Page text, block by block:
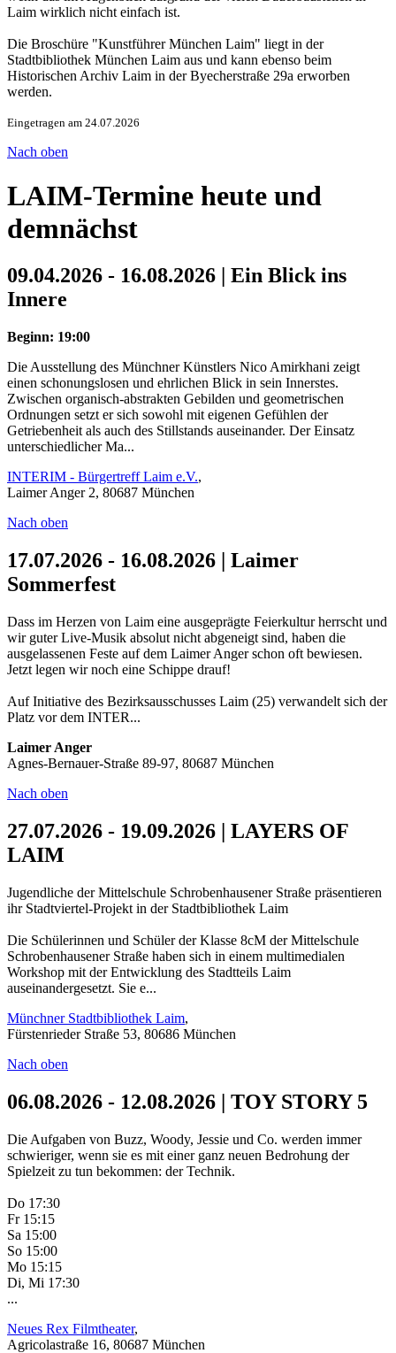
Laim wirklich nicht einfach ist.
Die Broschüre "Kunstführer München Laim" liegt in der
Stadtbibliothek München Laim aus und kann ebenso beim
Historischen Archiv Laim in der Byecherstraße 29a erworben
werden.
Eingetragen am 24.07.2026
Nach oben
LAIM-Termine heute und
demnächst
09.04.2026 - 16.08.2026 | Ein Blick ins
Innere
Beginn: 19:00
Die Ausstellung des Münchner Künstlers Nico Amirkhani zeigt
einen schonungslosen und ehrlichen Blick in sein Innerstes.
Zwischen organisch-abstrakten Gebilden und geometrischen
Ordnungen setzt er sich sowohl mit eigenen Gefühlen der
Getriebenheit als auch des Stillstands auseinander. Der Einsatz
unterschiedlicher Ma...
INTERIM - Bürgertreff Laim e.V.,
Laimer Anger 2, 80687 München
Nach oben
17.07.2026 - 16.08.2026 | Laimer
Sommerfest
Dass im Herzen von Laim eine ausgeprägte Feierkultur herrscht und
wir guter Live-Musik absolut nicht abgeneigt sind, haben die
ausgelassenen Feste auf dem Laimer Anger schon oft bewiesen.
Jetzt legen wir noch eine Schippe drauf!
Auf Initiative des Bezirksausschusses Laim (25) verwandelt sich der
Platz vor dem INTER...
Laimer Anger
Agnes-Bernauer-Straße 89-97, 80687 München
Nach oben
27.07.2026 - 19.09.2026 | LAYERS OF
LAIM
Jugendliche der Mittelschule Schrobenhausener Straße präsentieren
ihr Stadtviertel-Projekt in der Stadtbibliothek Laim
Die Schülerinnen und Schüler der Klasse 8cM der Mittelschule
Schrobenhausener Straße haben sich in einem multimedialen
Workshop mit der Entwicklung des Stadtteils Laim
auseinandergesetzt. Sie e...
Münchner Stadtbibliothek Laim,
Fürstenrieder Straße 53, 80686 München
Nach oben
06.08.2026 - 12.08.2026 | TOY STORY 5
Die Aufgaben von Buzz, Woody, Jessie und Co. werden immer
schwieriger, wenn sie es mit einer ganz neuen Bedrohung der
Spielzeit zu tun bekommen: der Technik.
Do 17:30
Fr 15:15
Sa 15:00
So 15:00
Mo 15:15
Di, Mi 17:30
...
Neues Rex Filmtheater,
Agricolastraße 16, 80687 München